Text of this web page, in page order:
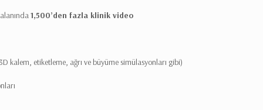
1,500’den fazla klinik video
kalem, etiketleme, ağrı ve büyüme simülasyonları gibi)